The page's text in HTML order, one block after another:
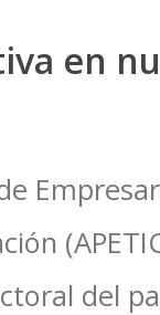
en
del